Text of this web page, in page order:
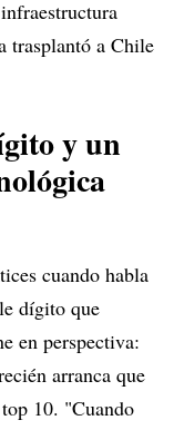
trasplantó a Chile
y un
cuando habla
dígito que
en perspectiva:
arranca que
10. "Cuando